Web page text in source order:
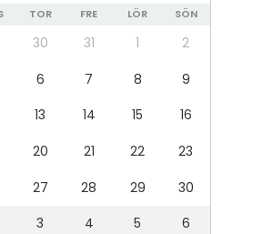
ravintolan alakerrassa, johon
todella tyytyväinen
TOR FRE LÖR SÖN
30 31 1
2
6 7 8
9
13 14 15
16
20 21 22
23
27 28 29
30
3 4 5 6